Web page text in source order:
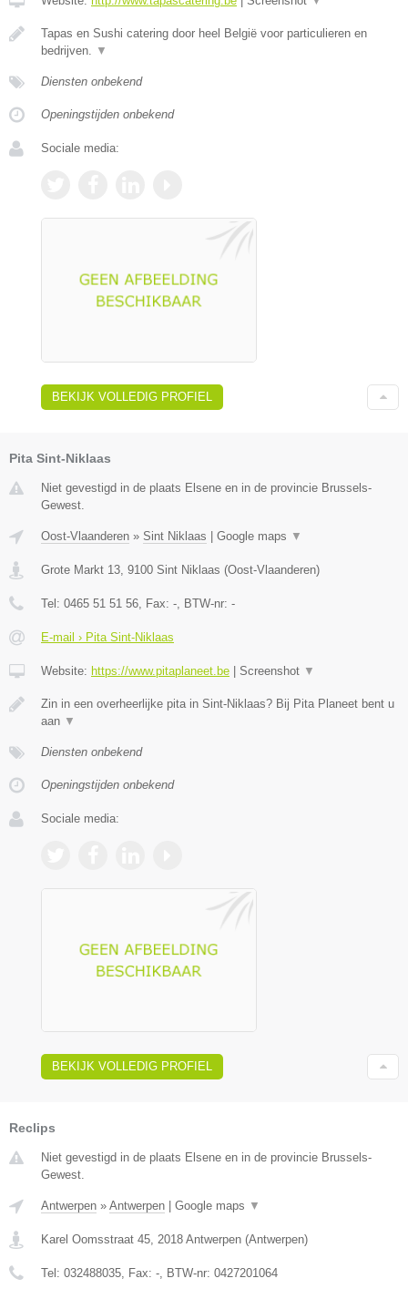
Tapas en Sushi catering door heel België voor particulieren en
bedrijven.
▼
Diensten onbekend
Openingstijden onbekend
Sociale media:
BEKIJK VOLLEDIG PROFIEL
Pita Sint-Niklaas
Niet gevestigd in de plaats Elsene en in de provincie Brussels-
Gewest.
Oost-Vlaanderen » Sint Niklaas | Google maps ▼
Grote Markt 13 9100 Sint Niklaas (Oost-Vlaanderen)
Tel: 0465 51 51 56 , Fax: - , BTW-nr: -
E-mail › Pita Sint-Niklaas
Website: https://www.pitaplaneet.be | Screenshot ▼
Zin in een overheerlijke pita in Sint-Niklaas? Bij Pita Planeet bent u
aan ▼
Diensten onbekend
Openingstijden onbekend
Sociale media:
BEKIJK VOLLEDIG PROFIEL
Reclips
Niet gevestigd in de plaats Elsene en in de provincie Brussels-
Gewest.
Antwerpen » Antwerpen Google maps ▼
Karel Oomsstraat 45, 2018 Antwerpen (Antwerpen)
Tel: 032488035, Fax: -, BTW-nr: 0427201064